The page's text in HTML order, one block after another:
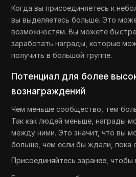
Когда вы присоединяетесь к
вы выделяетесь больше. Это
возможностям. Вы можете
заработать награды, которые
получить в большой группе.
Потенциал для более
вознаграждений
Чем меньше сообщество, тем
Так как людей меньше, награды
между ними. Это значит, что вы
больше, чем если бы ждали, пока
Присоединяйтесь заранее, чтобы